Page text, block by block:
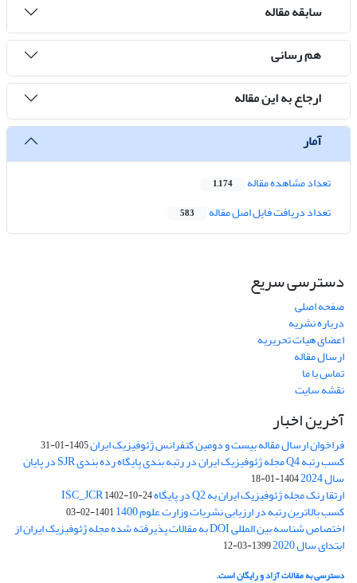
سابقه مقاله
هم رسانی
ارجاع به این مقاله
آمار
تعداد مشاهده مقاله 1,174
تعداد دریافت فایل اصل مقاله 583
دسترسی سریع
صفحه اصلی
درباره نشریه
اعضای هیات تحریریه
ارسال مقاله
تماس با ما
نقشه سایت
آخرین اخبار
فراخوان ارسال مقاله بیست و دومین کنفرانس ژئوفیزیک ایران1405-01-31
کسب رتبه Q4 مجله ژئوفیزیک ایران در رتبه بندی پایگاه رده بندی SJR در پایان
سال 2024 1404-01-18
ارتقا رنک مجله ژئوفیزیک ایران به Q2 در پایگاه ISC_JCR 1402-10-24
کسب بالاترین رتبه در ارزیابی نشریات وزارت علوم 1400 1401-02-03
اختصاص شناسه بین المللی DOI به مقالات پذیرفته شده مجله ژئوفیزیک ایران از
ابتدای سال 2020 1399-03-12
دسترسی به مقالات آزاد و رایگان است.